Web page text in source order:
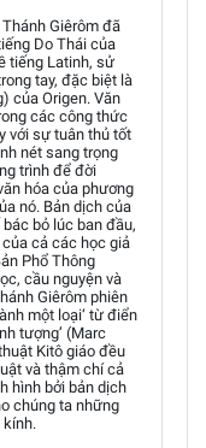
Giêrôm đã
Do Thái của
tiếng Latinh, sử
tay, đặc biệt là
của Origen. Văn
các công thức
với sự tuân thủ tốt
nét sang trọng
trình để đời
hóa của phương
nó. Bản dịch của
bỏ lúc ban đầu,
cả các học giả
Phổ Thông
cầu nguyện và
Giêrôm phiên
một loại‘ từ điển
tượng’ (Marc
Kitô giáo đều
và thậm chí cả
hình bởi bản dịch
chúng ta những
kính.